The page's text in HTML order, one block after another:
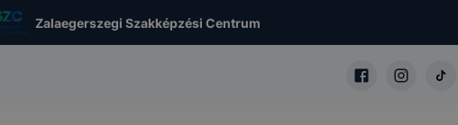
Zalaegerszegi Szakképzési Centrum